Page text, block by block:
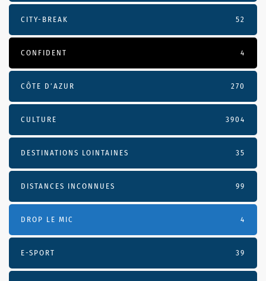
CITY-BREAK 52
CONFIDENT 4
CÔTE D’AZUR 270
CULTURE 3904
DESTINATIONS LOINTAINES 35
DISTANCES INCONNUES 99
DROP LE MIC 4
E-SPORT 39